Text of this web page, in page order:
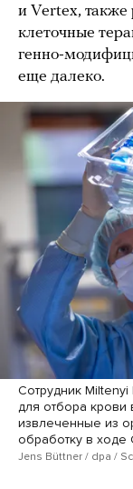
и Vertex, также
клеточные
генно-
еще далеко.
Сотрудник
для отбора крови
извлеченные из
обработку в ходе
Jens Büttner / dpa /